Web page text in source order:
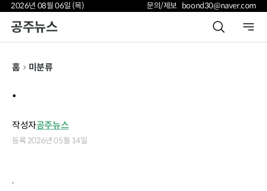
2026년 08월 06일 (목) 문의/제보 boond30@naver.com
공주뉴스
홈 미분류
.
작성자공주뉴스
등록 2026년 05월 14일
.